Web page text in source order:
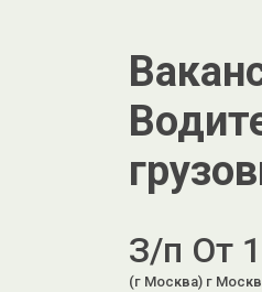
З/п От
(г Москва) г